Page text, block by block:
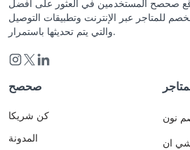
صحصح المستخدمين في العثور على أفضل
للمتاجر عبر الإنترنت وتطبيقات التوصيل
والتي يتم تحديثها باستمرار.
صحصح
كن شريكا
المدونة
نون
ان